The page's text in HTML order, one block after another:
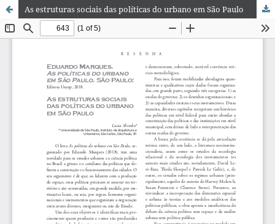
As estruturas sociais das políticas do urbano em São Paulo